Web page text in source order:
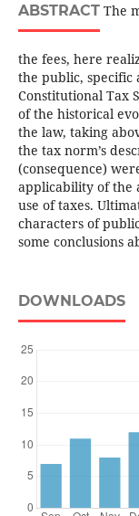
ABSTRACTThe
the fees, here
the public, specific
Constitutional Tax
of the historical
the law, taking
the tax norm’s
(consequence)
applicability of the
use of taxes.
characters of
some conclusions
DOWNLOADS